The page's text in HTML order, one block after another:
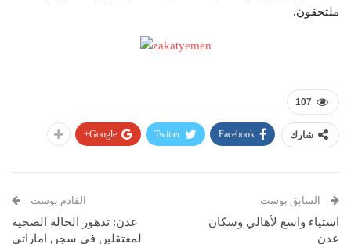
ملتحقون.
107
شارك Facebook
Twitter
Google+
السابق بوست
استياء واسع لأهالي وسكان
عدن
القادم بوست
عدن: تدهور الحالة الصحية
لمعتقلين في سجن اماراتي